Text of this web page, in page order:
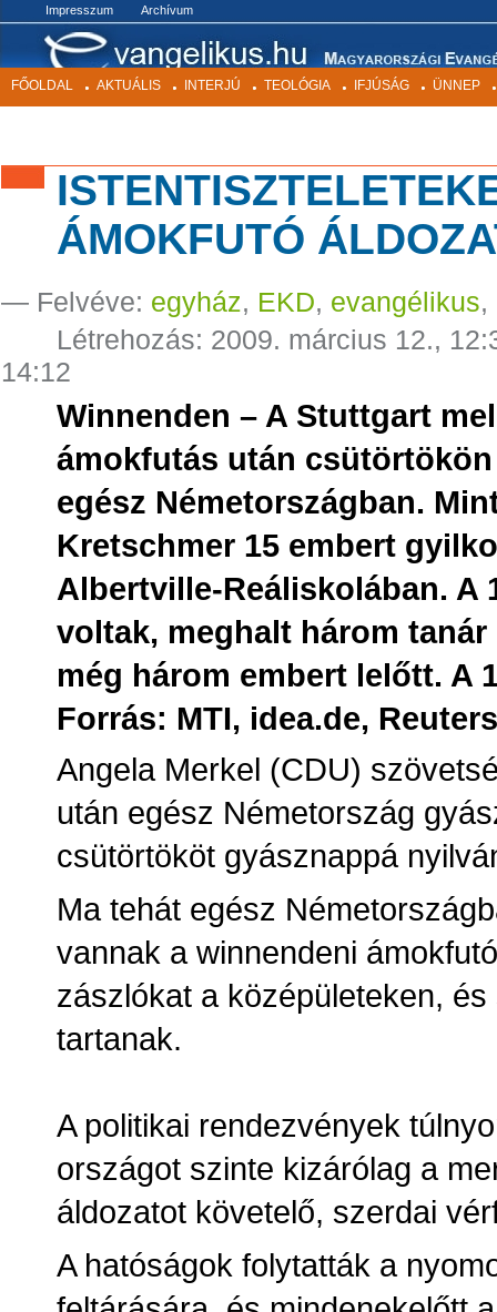
Impresszum Archívum
FŐOLDAL AKTUÁLIS INTERJÚ TEOLÓGIA IFJÚSÁG ÜNNEP
ÁMOKFUTÓ
— Felvéve: egyház, EKD, evangélikus,
Létrehozás: 2009. március 12.,
14:12
Winnenden – A Stuttgart
ámokfutás után
egész Németországban.
Kretschmer 15 embert
Albertville-Reáliskolában. A
voltak, meghalt három
még három embert lelőtt. A
Forrás: MTI, idea.de, Reuters
Angela Merkel (CDU)
után egész Németország
csütörtököt gyásznappá
Ma tehát egész
vannak a winnendeni
zászlókat a középületeken,
tartanak.
A politikai rendezvények
országot szinte kizárólag a
áldozatot követelő, szerdai
A hatóságok folytatták a